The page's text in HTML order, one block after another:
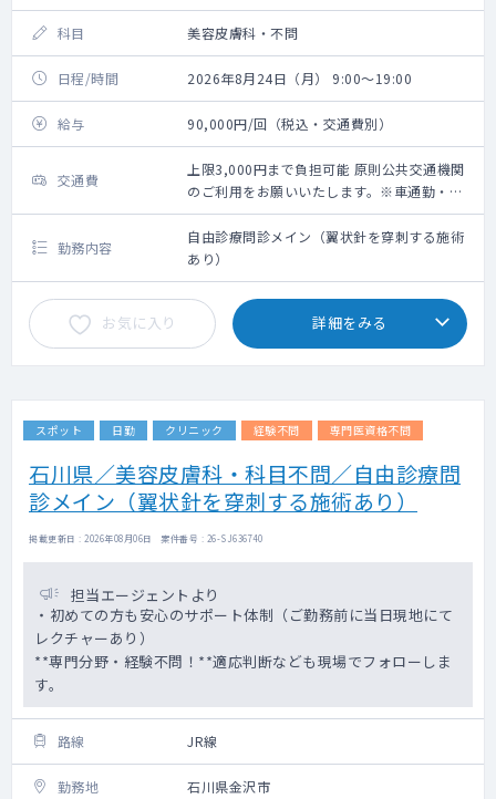
科目 美容皮膚科・不問
日程/時間 2026年8月24日（月） 9:00～19:00
給与 90,000円/回（税込・交通費別）
交通費
上限3,000円まで負担可能 原則公共交通機関
のご利用をお願いいたします。※車通勤・タ
クシー利用要相談
勤務内容
自由診療問診メイン（翼状針を穿刺する施術
あり）
お気に入り 詳細をみる
スポット 日勤 クリニック 経験不問 専門医資格不問
石川県／美容皮膚科・科目不問／自由診療問
診メイン（翼状針を穿刺する施術あり）
掲載更新日 : 2026年08月06日 案件番号 : 26-SJ636740
担当エージェントより
・初めての方も安心のサポート体制（ご勤務前に当日現地にて
レクチャーあり）
**専門分野・経験不問！**適応判断なども現場でフォローしま
す。
路線 JR線
勤務地 石川県金沢市